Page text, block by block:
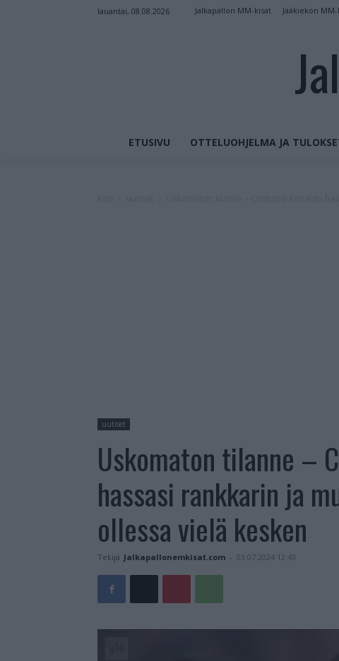
lauantai, 08.08.2026 Jalkapallon MM-kisat Jääkiekon
ETUSIVU OTTELUOHJELMA JA
uutiset
Uskomaton tilanne –
hassasi rankkarin ja
ollessa vielä kesken
Tekijä Jalkapallonemkisat.com - 03.07.2024 12:43